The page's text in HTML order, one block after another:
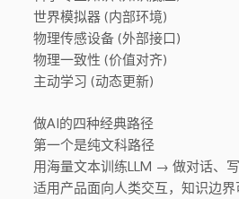
世界模拟器 (内部环境)
物理传感设备 (外部接口)
物理一致性 (价值对齐)
主动学习 (动态更新)
做AI的四种经典路径
第一个是纯文科路径
用海量文本训练LLM → 做对话、
适用产品面向人类交互，知识边界